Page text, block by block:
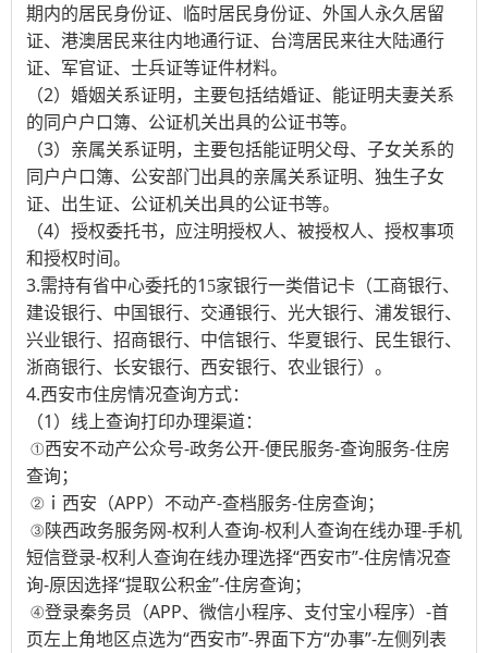
期内的居民身份证、临时居民身份证、外国人永久居留
证、港澳居民来往内地通行证、台湾居民来往大陆通行
证、军官证、士兵证等证件材料。
（2）婚姻关系证明，主要包括结婚证、能证明夫妻关系
的同户户口簿、公证机关出具的公证书等。
（3）亲属关系证明，主要包括能证明父母、子女关系的
同户户口簿、公安部门出具的亲属关系证明、独生子女
证、出生证、公证机关出具的公证书等。
（4）授权委托书，应注明授权人、被授权人、授权事项
和授权时间。
3.需持有省中心委托的1 5家银行一类借记卡（工商银行、
建设银行、中国银行、交通银行、光大银行、浦发银行、
兴业银行、招商银行、中信银行、华夏银行、民生银行、
浙商银行、长安银行、西安银行、农业银行）。
4.西安市住房情况查询方式：
（1）线上查询打印办理渠道：
①西安不动产公众号-政务公开-便民服务-查询服务-住房
查询；
②ｉ西安（APP）不动产-查档服务-住房查询；
③陕西政务服务网-权利人查询-权利人查询在线办理-手机
短信登录-权利人查询在线办理选择“西安市”-住房情况查
询-原因选择“提取公积金”-住房查询；
④登录秦务员（APP、微信小程序、支付宝小程序）-首
页左上角地区点选为“西安市”-界面下方“办事”-左侧列表